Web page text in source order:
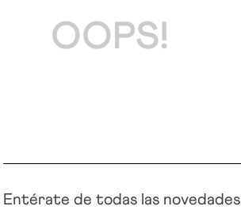
OOPS!
Entérate de todas las novedades